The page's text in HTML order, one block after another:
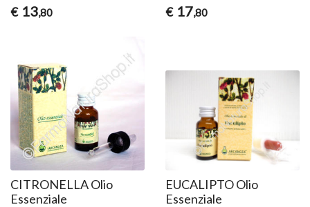
€ 13,80
€ 17,80
CITRONELLA Olio
Essenziale
EUCALIPTO Olio
Essenziale